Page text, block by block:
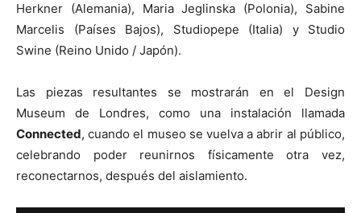
Herkner (Alemania), Maria Jeglinska (Polonia), Sabine
Marcelis (Países Bajos), Studiopepe (Italia) y Studio
Swine (Reino Unido / Japón).
Las piezas resultantes se mostrarán en el Design
Museum de Londres, como una instalación llamada
Connected, cuando el museo se vuelva a abrir al público,
celebrando poder reunirnos físicamente otra vez,
reconectarnos, después del aislamiento.